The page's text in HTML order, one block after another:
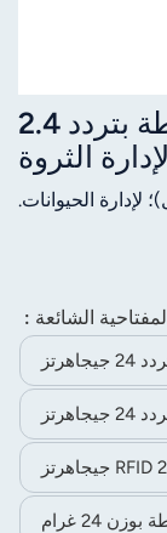
علامة أذن حيوانية نشطة بتردد 2.4
جيجاهرتز بتقنية RFID لإدارة الثروة
الحيوانية
الشائعة :
24 غرام